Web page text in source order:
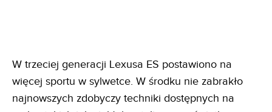
W trzeciej generacji Lexusa ES postawiono na
więcej sportu w sylwetce. W środku nie zabrakło
najnowszych zdobyczy techniki dostępnych na